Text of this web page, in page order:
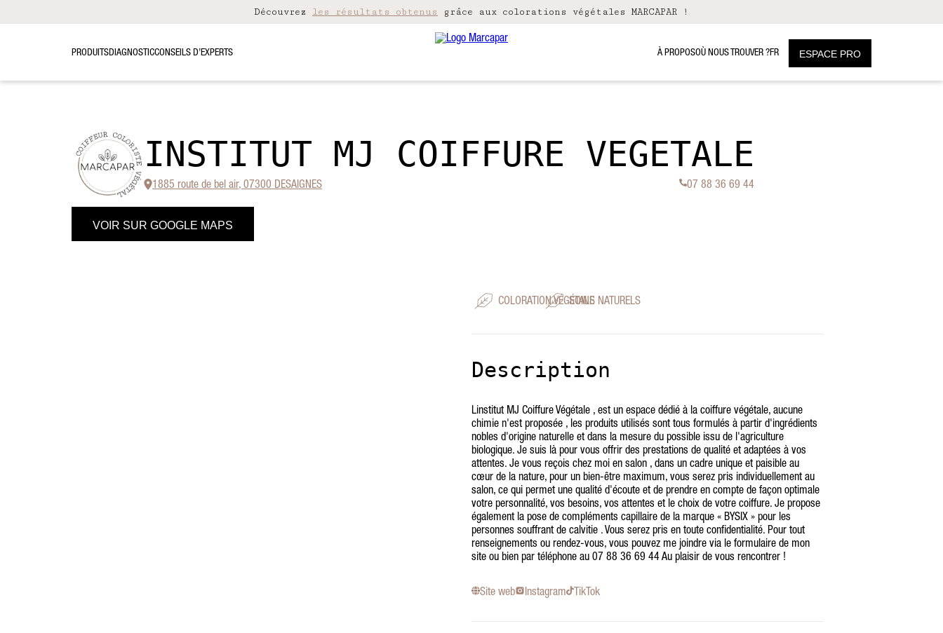
Découvrez les résultats obtenus grâce aux colorations végétales MARCAPAR !
PRODUITSDIAGNOSTICCONSEILS D’EXPERTS À PROPOSOÙ NOUS TROUVER ?FR ESPACE PRO
INSTITUT MJ COIFFURE VEGETALE
1885 route de bel air, 07300 DESAIGNES 07 88 36 69 44
VOIR SUR GOOGLE MAPS
COLORATION VÉGÉTALESOINS NATURELS
Description
Linstitut MJ Coiffure Végétale , est un espace dédié à la coiffure végétale, aucune
chimie n'est proposée , les produits utilisés sont tous formulés à partir d'ingrédients
nobles d'origine naturelle et dans la mesure du possible issu de l'agriculture
biologique. Je suis là pour vous offrir des prestations de qualité et adaptées à vos
attentes. Je vous reçois chez moi en salon , dans un cadre unique et paisible au
cœur de la nature, pour un bien-être maximum, vous serez pris individuellement au
salon, ce qui permet une qualité d'écoute et de prendre en compte de façon optimale
votre personnalité, vos besoins, vos attentes et le choix de votre coiffure. Je propose
également la pose de compléments capillaire de la marque « BYSIX » pour les
personnes souffrant de calvitie . Vous serez pris en toute confidentialité. Pour tout
renseignements ou rendez-vous, vous pouvez me joindre via le formulaire de mon
site ou bien par téléphone au 07 88 36 69 44 Au plaisir de vous rencontrer !
Site web Instagram TikTok